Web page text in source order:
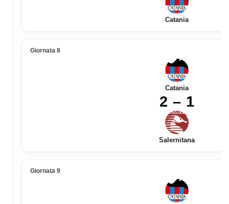
Catania
Giornata 8
Catania
2 – 1
Salernitana
Giornata 9